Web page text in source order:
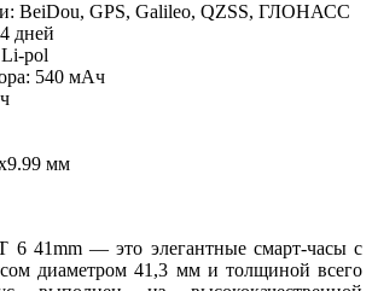
BeiDou, GPS, Galileo, QZSS, ГЛОНАСС
дней
pol
540 мАч
мм
6 41mm — это элегантные смарт-часы с
диаметром 41,3 мм и толщиной всего